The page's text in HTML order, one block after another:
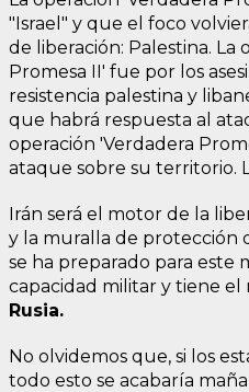
"Israel" y que el foco
de liberación: Palestina. La
Promesa II' fue por los
resistencia palestina y
que habrá respuesta al
operación 'Verdadera
ataque sobre su territorio.
Irán será el motor de la
y la muralla de protección
se ha preparado para este
capacidad militar y tiene el
Rusia.
No olvidemos que, si los
todo esto se acabaría